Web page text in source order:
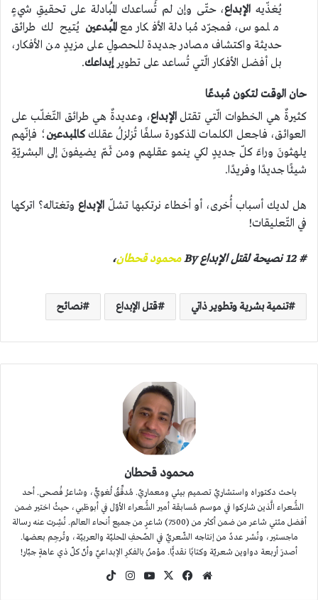
يُغذّيه الإبداع، حتّى وإن لم تُساعدك المُبادلة على تحقيقِ شيءٍ
ملموس، فمجرّد مُبادلة الأفكار مع المُبدعينيُتيح لك طرائق
حديثة واكتشاف مصادر جديدة للحصولِ على مزيدٍ من الأفكار،
بل أفضل الأفكار الّتي تُساعد على تطويرإبداعك.
حان الوقت لتكون مُبدعًا
كثيرةٌ هي الخطوات الّتي تقتلالإبداع، وعديدةٌ هي طرائق التّغلّب على
العوائق، فاجعل الكلمات المذكورة سلفًا تُزلزلُ عقلككالمبدعين؛ فإنّهم
يلهثونَ وراءَ كلّ جديدٍ لكي ينمو عقلهم ومن ثَمّ يضيفونَ إلى البشريّةِ
شيئًا جديدًا وفريدًا.
هل لديك أسباب أُخرى، أو أخطاء نرتكبها تشلّالإبداع وتغتاله؟ اتركها
في التّعليقات!
# 12 نصيحة لقتل الإبداع By محمود قحطان،
تنمية بشرية وتطوير ذاتي قتل الإبداع نصائح
محمود قحطان
باحث دكتوراه واستشاريّ تصميم بيئي ومعماريّ. مُدقِّقٌ لُغويٌّ، وشاعرُ فُصحى. أحد
الشُّعراء الَّذين شاركوا في موسم مُسابقة أمير الشُّعراء الأوّل في أبوظبي، حيثُ اختير ضمن
أفضل مئتي شاعر من ضمن أكثر من (7500) شاعرٍ من جميع أنحاء العالم. نُشِرت عنه رسالة
ماجستير، ونُشر عددٌ من إنتاجه الشّعريّ في الصّحفِ المحليّة والعربيّة، وتُرجِم بعضها.
أصدرَ أربعة دواوين شعريّة وكتابًا نقديًّا. مؤمنٌ بالفكرِ الإبداعيّ وأنّ كلّ ذي عاهةٍ جبّار!
موقع
فيسبوك
‫X
‫YouTubeانستقرام